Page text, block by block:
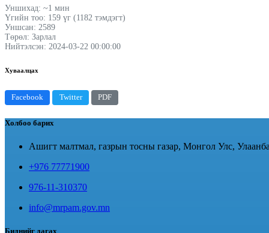
Уншихад: ~1 мин
Үгийн тоо: 159 үг (1182 тэмдэгт)
Уншсан: 2589
Төрөл: Зарлал
Нийтэлсэн: 2024-03-22 00:00:00
Хуваалцах
Facebook Twitter PDF
Холбоо барих
Ашигт малтмал, газрын тосны газар, Монгол Улс,
+976 77771900
976-11-310370
info@mrpam.gov.mn
Биднийг дагах